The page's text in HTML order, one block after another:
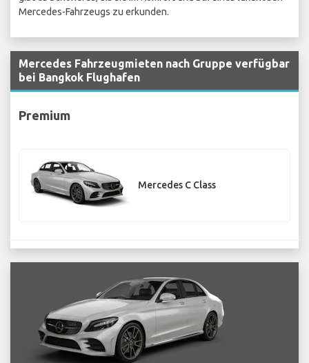
Mercedes-Fahrzeugs zu erkunden.
Mercedes Fahrzeugmieten nach Gruppe verfügbar
bei Bangkok Flughafen
Premium
Mercedes C Class